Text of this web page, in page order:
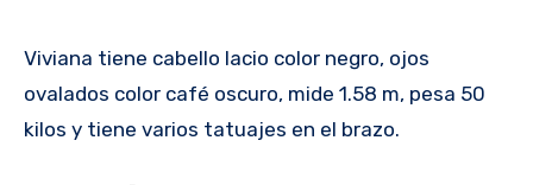
Viviana tiene cabello lacio color negro, ojos
ovalados color café oscuro, mide 1.58 m, pesa 50
kilos y tiene varios tatuajes en el brazo.